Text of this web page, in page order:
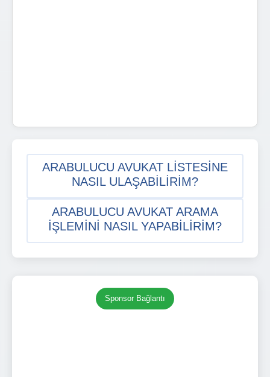
ARABULUCU AVUKAT LISTESINE
NASIL ULAŞABILIRIM?
ARABULUCU AVUKAT ARAMA
IŞLEMINI NASIL YAPABILIRIM?
Sponsor Bağlantı